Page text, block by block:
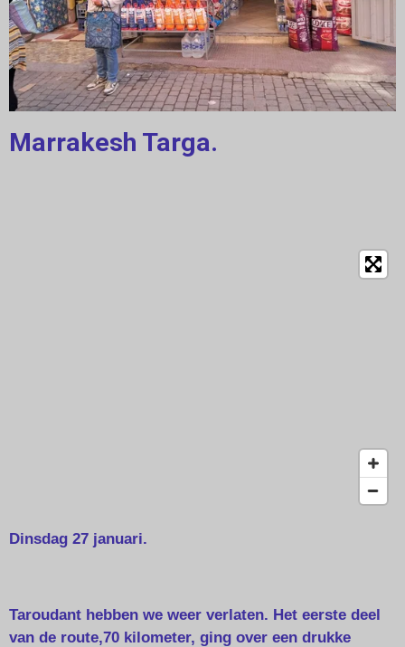
Marrakesh Targa.
Dinsdag 27 januari.
Taroudant hebben we weer verlaten. Het eerste deel
van de route,70 kilometer, ging over een drukke